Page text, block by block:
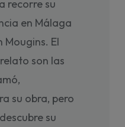
recorre su
en Málaga
Mougins. El
son las
su obra, pero
su